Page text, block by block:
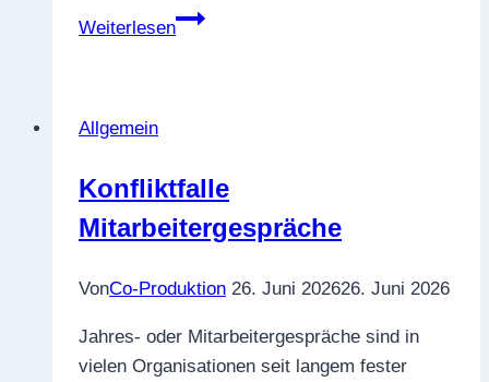
Weiterlesen
„Und
entsprechenden
Brief
–
Umgang
mit
Allgemein
Konfliktfalle
Mitarbeitergespräche
VonCo-Produktion 26. Juni 202626. Juni 2026
Jahres- oder Mitarbeitergespräche sind in
vielen Organisationen seit langem fester